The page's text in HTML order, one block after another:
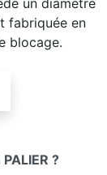
fabriquée en
blocage.
?